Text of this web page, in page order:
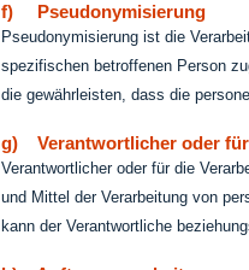
f) Pseudonymisierung
Pseudonymisierung ist die
spezifischen betroffenen Person
die gewährleisten, dass die
g) Verantwortlicher oder für
Verantwortlicher oder für die
und Mittel der Verarbeitung von
kann der Verantwortliche